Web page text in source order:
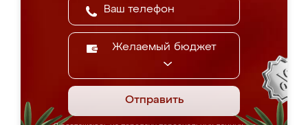
Желаемый бюджет
Отправить